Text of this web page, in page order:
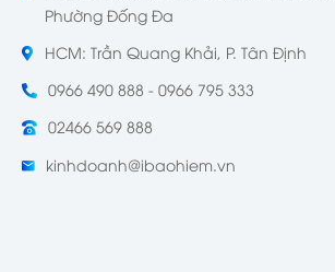
Phường Đống Đa
HCM: Trần Quang Khải, P. Tân Định
0966 490 888 - 0966 795 333
02466 569 888
kinhdoanh@ibaohiem.vn